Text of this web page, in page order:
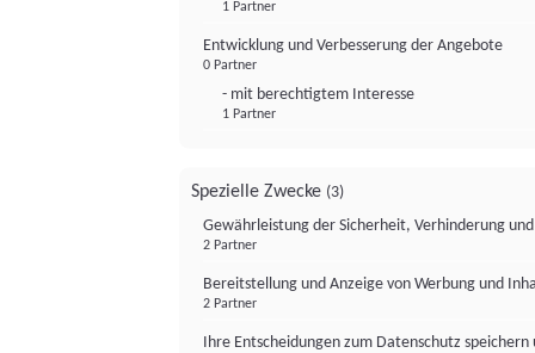
1 Partner
Entwicklung und Verbesserung der Angebote
0 Partner
- mit berechtigtem Interesse
1 Partner
Spezielle Zwecke (3)
Gewährleistung der Sicherheit, Verhinderung
2 Partner
Bereitstellung und Anzeige von Werbung und
2 Partner
Ihre Entscheidungen zum Datenschutz